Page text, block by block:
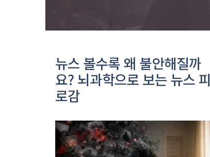
뉴스 볼수록 왜 불안해질까
요? 뇌과학으로 보는 뉴스 피
로감